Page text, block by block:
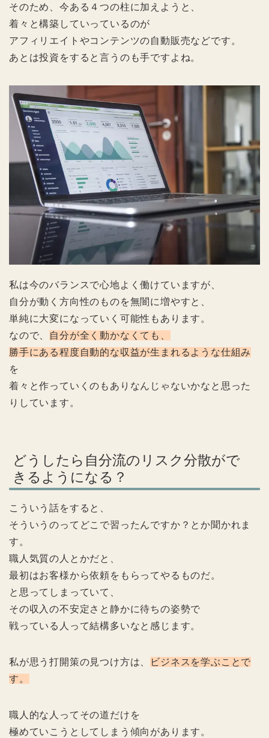
そのため、今ある４つの柱に加えようと、
着々と構築していっているのが
アフィリエイトやコンテンツの自動販売などです。
あとは投資をすると言うのも手ですよね。
私は今のバランスで心地よく働けていますが、
自分が動く方向性のものを無闇に増やすと、
単純に大変になっていく可能性もあります。
なので、
自分が全く動かなくても、
勝手にある程度自動的な収益が生まれるような仕組み
を
着々と作っていくのもありなんじゃないかなと思った
りしています。
どうしたら自分流のリスク分散がで
きるようになる？
こういう話をすると、
そういうのってどこで習ったんですか？とか聞かれま
す。
職人気質の人とかだと、
最初はお客様から依頼をもらってやるものだ。
と思ってしまっていて、
その収入の不安定さと静かに待ちの姿勢で
戦っている人って結構多いなと感じます。
私が思う打開策の見つけ方は、
ビジネスを学ぶことで
す。
職人的な人ってその道だけを
極めていこうとしてしまう傾向があります。